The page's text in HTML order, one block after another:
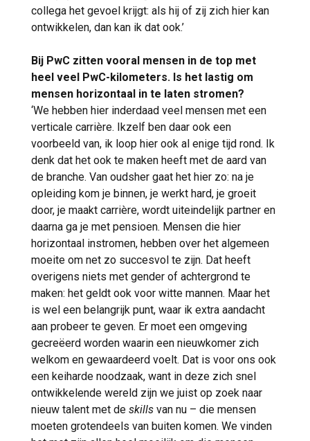
collega het gevoel krijgt: als hij of zij zich hier kan
ontwikkelen, dan kan ik dat ook.’
Bij PwC zitten vooral mensen in de top met
heel veel PwC-kilometers. Is het lastig om
mensen horizontaal in te laten stromen?
‘We hebben hier inderdaad veel mensen met een
verticale carrière. Ikzelf ben daar ook een
voorbeeld van, ik loop hier ook al enige tijd rond. Ik
denk dat het ook te maken heeft met de aard van
de branche. Van oudsher gaat het hier zo: na je
opleiding kom je binnen, je werkt hard, je groeit
door, je maakt carrière, wordt uiteindelijk partner en
daarna ga je met pensioen. Mensen die hier
horizontaal instromen, hebben over het algemeen
moeite om net zo succesvol te zijn. Dat heeft
overigens niets met gender of achtergrond te
maken: het geldt ook voor witte mannen. Maar het
is wel een belangrijk punt, waar ik extra aandacht
aan probeer te geven. Er moet een omgeving
gecreëerd worden waarin een nieuwkomer zich
welkom en gewaardeerd voelt. Dat is voor ons ook
een keiharde noodzaak, want in deze zich snel
ontwikkelende wereld zijn we juist op zoek naar
nieuw talent met de skills van nu – die mensen
moeten grotendeels van buiten komen. We vinden